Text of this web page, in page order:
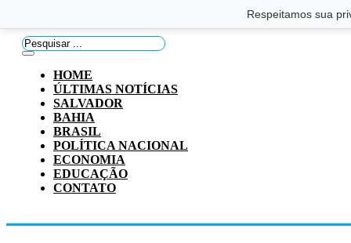
Respeitamos sua
Pesquisar
...
HOME
ÚLTIMAS NOTÍCIAS
SALVADOR
BAHIA
BRASIL
POLÍTICA NACIONAL
ECONOMIA
EDUCAÇÃO
CONTATO